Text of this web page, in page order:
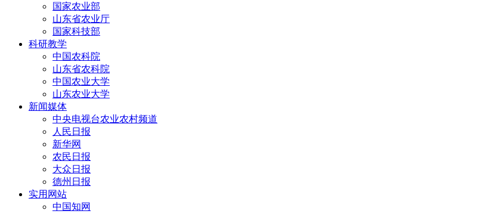
国家农业部
山东省农业厅
国家科技部
科研教学
中国农科院
山东省农科院
中国农业大学
山东农业大学
新闻媒体
中央电视台农业农村频道
人民日报
新华网
农民日报
大众日报
德州日报
实用网站
中国知网